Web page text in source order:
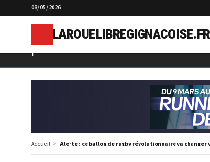
08/05/2026
l
LAROUELIBREGIGNACOISE.FR
Accueil Alerte : ce ballon de rugby révolutionnaire va